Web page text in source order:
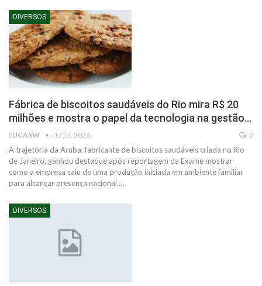
DIVERSOS
Fábrica de biscoitos saudáveis do Rio mira R$ 20
milhões e mostra o papel da tecnologia na gestão…
LUCASW 17 jul, 2026 0
A trajetória da Aruba, fabricante de biscoitos saudáveis criada no Rio
de Janeiro, ganhou destaque após reportagem da Exame mostrar
como a empresa saiu de uma produção iniciada em ambiente familiar
para alcançar presença nacional.…
DIVERSOS